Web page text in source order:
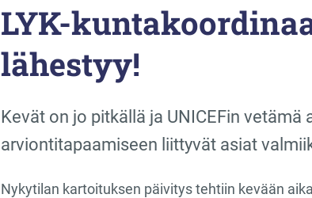
LYK-
lähestyy!
Kevät on jo pitkällä ja UNICEFin
arviontitapaamiseen liittyvät asiat
Nykytilan kartoituksen päivitys tehtiin kevään